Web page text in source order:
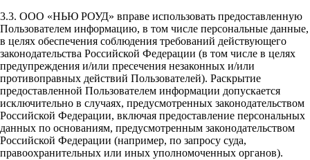
3.3. ООО «НЬЮ РОУД» вправе использовать предоставленную
Пользователем информацию, в том числе персональные данные,
в целях обеспечения соблюдения требований действующего
законодательства Российской Федерации (в том числе в целях
предупреждения и/или пресечения незаконных и/или
противоправных действий Пользователей). Раскрытие
предоставленной Пользователем информации допускается
исключительно в случаях, предусмотренных законодательством
Российской Федерации, включая предоставление персональных
данных по основаниям, предусмотренным законодательством
Российской Федерации (например, по запросу суда,
правоохранительных или иных уполномоченных органов).